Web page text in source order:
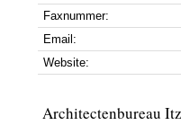
Faxnummer:
Email:
Website:
Architectenbureau